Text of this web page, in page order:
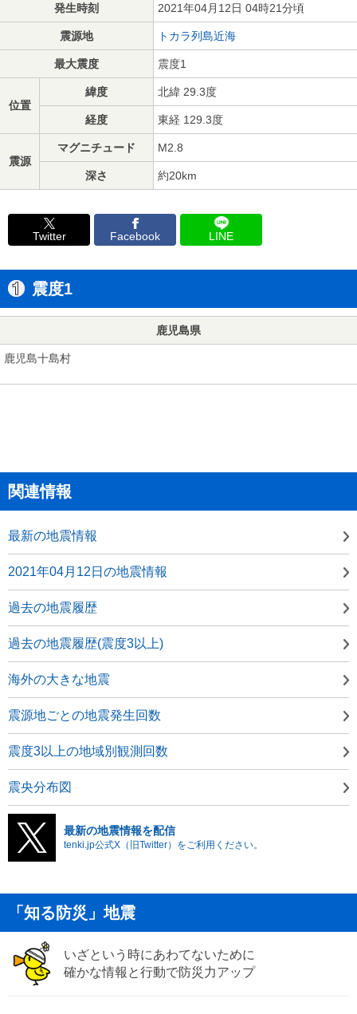
発生時刻 2021年04月12日 04時21分頃
震源地 トカラ列島近海
最大震度 震度1
位置
緯度 北緯 29.3度
経度 東経 129.3度
震源
マグニチュード M2.8
深さ 約20km
Twitter Facebook LINE
震度1
鹿児島県
鹿児島十島村
関連情報
最新の地震情報
2021年04月12日の地震情報
過去の地震履歴
過去の地震履歴(震度3以上)
海外の大きな地震
震源地ごとの地震発生回数
震度3以上の地域別観測回数
震央分布図
最新の地震情報を配信
tenki.jp公式X（旧Twitter）をご利用ください。
「知る防災」地震
いざという時にあわてないために
確かな情報と行動で防災力アップ